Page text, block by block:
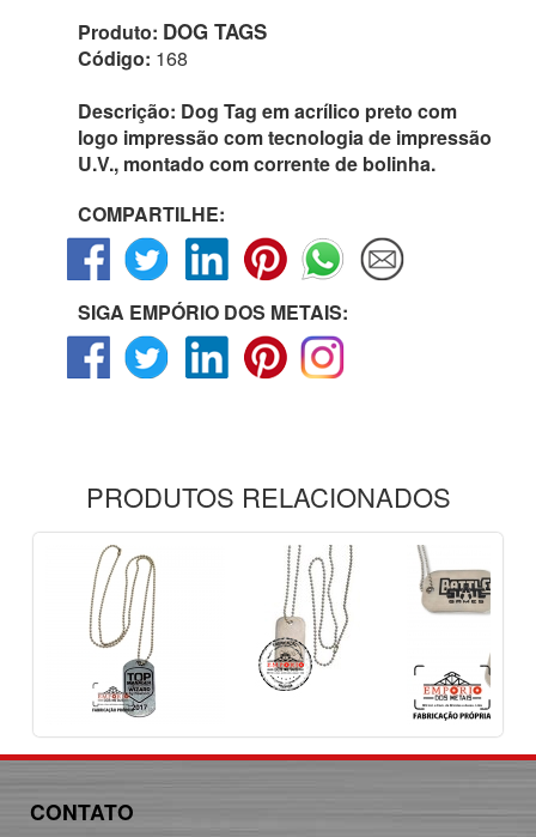
Produto: DOG TAGS
Código: 168
Descrição: Dog Tag em acrílico preto com
logo impressão com tecnologia de impressão
U.V., montado com corrente de bolinha.
COMPARTILHE:
SIGA EMPÓRIO DOS METAIS:
PRODUTOS RELACIONADOS
CONTATO